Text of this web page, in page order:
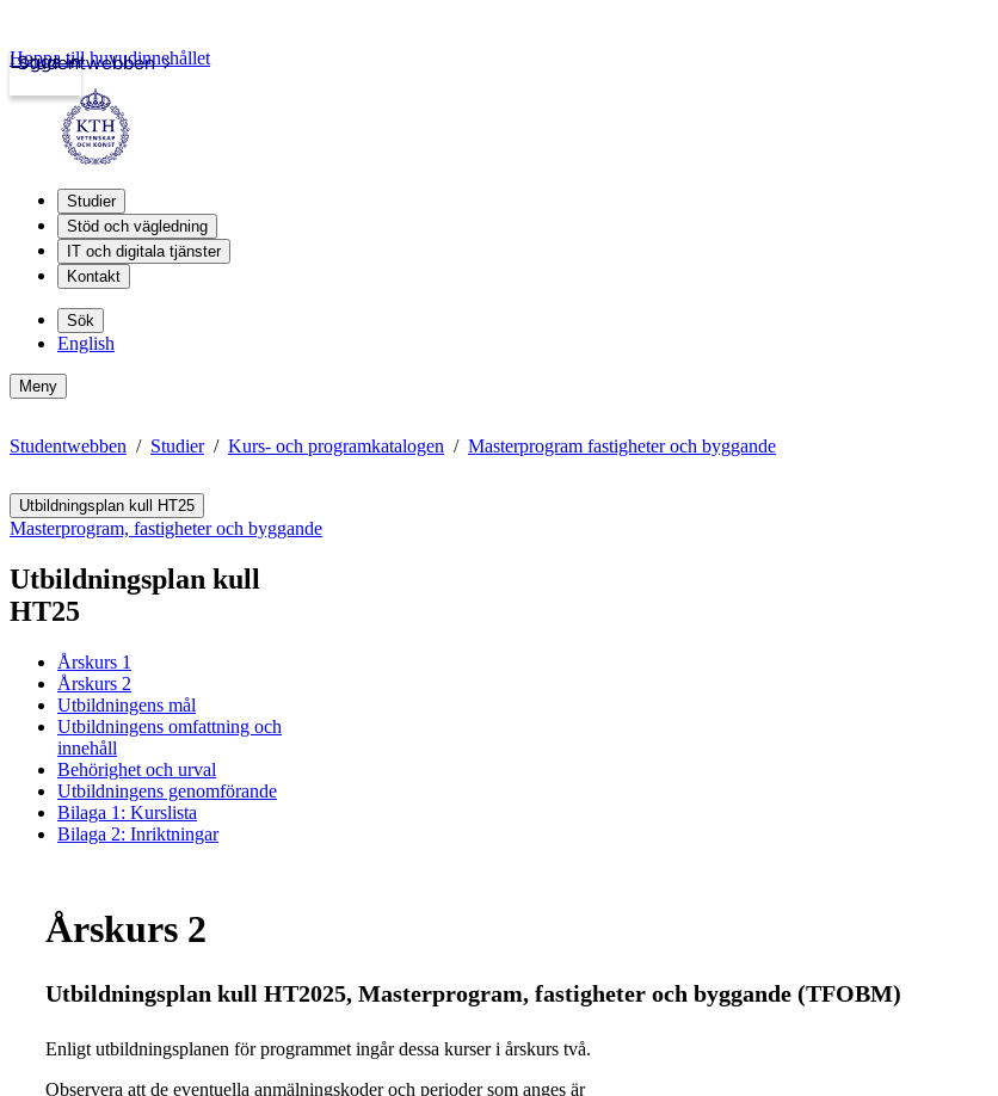
Studentwebben
Logga in
Hoppa till huvudinnehållet
Studier
Stöd och vägledning
IT och digitala tjänster
Kontakt
Sök
English
Meny
Studentwebben Studier Kurs- och programkatalogen Masterprogram fastigheter och byggande
Utbildningsplan kull HT25
Masterprogram, fastigheter och byggande
Utbildningsplan kull
HT25
Årskurs 1
Årskurs 2
Utbildningens mål
Utbildningens omfattning och
innehåll
Behörighet och urval
Utbildningens genomförande
Bilaga 1: Kurslista
Bilaga 2: Inriktningar
Årskurs 2
Utbildningsplan kull HT2025, Masterprogram, fastigheter och byggande (TFOBM)
Enligt utbildningsplanen för programmet ingår dessa kurser i årskurs två.
Observera att de eventuella anmälningskoder och perioder som anges är